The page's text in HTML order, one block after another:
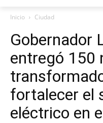
Inicio Ciudad
Gobernador
entregó 150
fortalecer el
eléctrico en